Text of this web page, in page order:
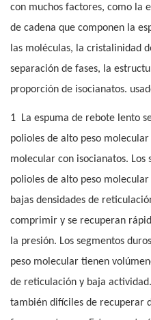
con muchos factores, como la
de cadena que componen la
las moléculas, la cristalinidad
separación de fases, la
proporción de isocianatos.
1 La espuma de rebote lento
polioles de alto peso
molecular con isocianatos.
polioles de alto peso
bajas densidades de
comprimir y se recuperan
la presión. Los segmentos
peso molecular tienen
de reticulación y baja
también difíciles de recuperar